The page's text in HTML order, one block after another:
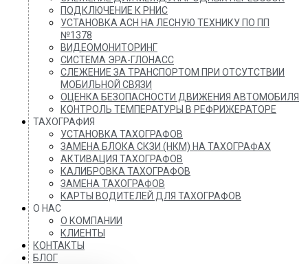
ПОДКЛЮЧЕНИЕ К РНИС
УСТАНОВКА АСН НА ЛЕСНУЮ ТЕХНИКУ ПО ПП
№1378
ВИДЕОМОНИТОРИНГ
СИСТЕМА ЭРА-ГЛОНАСС
СЛЕЖЕНИЕ ЗА ТРАНСПОРТОМ ПРИ ОТСУТСТВИИ
МОБИЛЬНОЙ СВЯЗИ
ОЦЕНКА БЕЗОПАСНОСТИ ДВИЖЕНИЯ АВТОМОБИЛЯ
КОНТРОЛЬ ТЕМПЕРАТУРЫ В РЕФРИЖЕРАТОРЕ
ТАХОГРАФИЯ
УСТАНОВКА ТАХОГРАФОВ
ЗАМЕНА БЛОКА СКЗИ (НКМ) НА ТАХОГРАФАХ
АКТИВАЦИЯ ТАХОГРАФОВ
КАЛИБРОВКА ТАХОГРАФОВ
ЗАМЕНА ТАХОГРАФОВ
КАРТЫ ВОДИТЕЛЕЙ ДЛЯ ТАХОГРАФОВ
О НАС
О КОМПАНИИ
КЛИЕНТЫ
КОНТАКТЫ
БЛОГ